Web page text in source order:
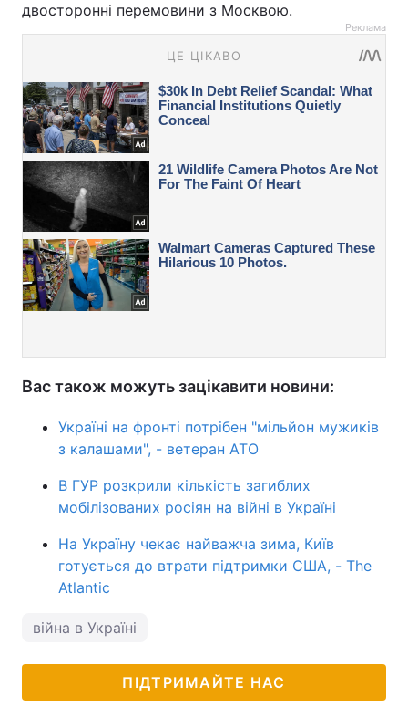
двосторонні перемовини з Москвою.
Реклама
Вас також можуть зацікавити новини:
Україні на фронті потрібен "мільйон мужиків
з калашами", - ветеран АТО
В ГУР розкрили кількість загиблих
мобілізованих росіян на війні в Україні
На Україну чекає найважча зима, Київ
готується до втрати підтримки США, - The
Atlantic
війна в Україні
ПІДТРИМАЙТЕ НАС